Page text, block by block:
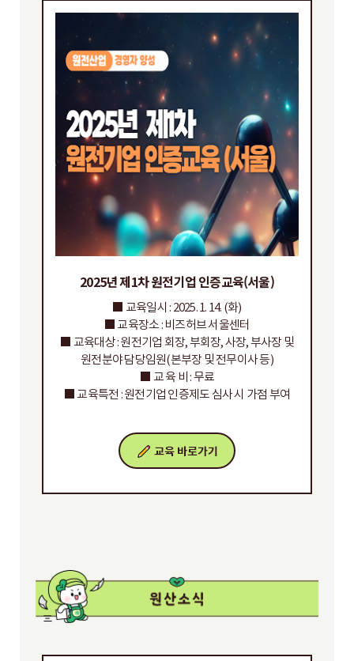
2025년 제1차 원전기업 인증교육(서울)
■ 교육일시 : 2025. 1. 14. (화)
■ 교육장소 : 비즈허브 서울센터
■ 교육대상 : 원전기업 회장, 부회장, 사장, 부사장 및
원전분야 담당임원(본부장 및 전무이사 등)
■ 교 육 비 : 무료
■ 교육특전 : 원전기업 인증제도 심사 시 가점 부여